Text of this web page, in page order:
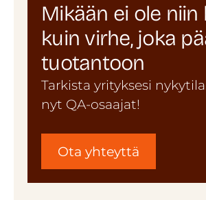
Mikään ei ole niin
kuin virhe, joka
tuotantoon
Tarkista yrityksesi
nyt QA-osaajat!
Ota yhteyttä